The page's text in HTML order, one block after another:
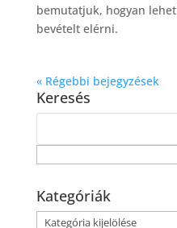
bemutatjuk, hogyan
bevételt elérni.
« Régebbi bejegyzések
Keresés
Kategóriák
Kategóriák